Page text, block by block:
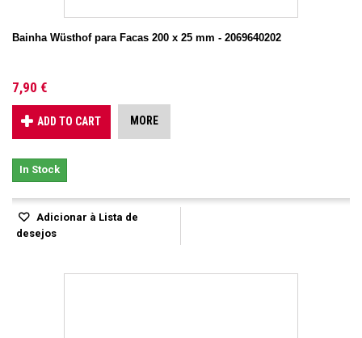
Bainha Wüsthof para Facas 200 x 25 mm - 2069640202
7,90 €
ADD TO CART MORE
In Stock
Adicionar à Lista de
desejos